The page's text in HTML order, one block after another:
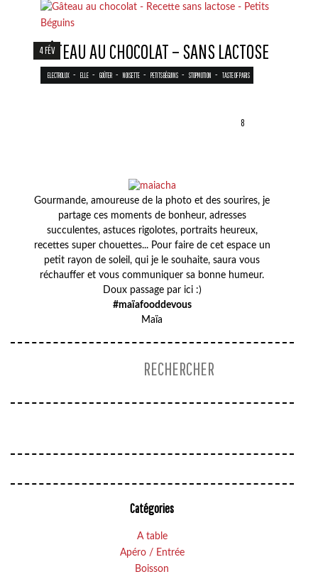
4 FÉV
GÂTEAU AU CHOCOLAT – SANS LACTOSE
ELECTROLUX - ELLE - GOÛTER - NOISETTE - PETITS BÉGUINS - STOPMOTION - TASTE OF PARIS
8
Gourmande, amoureuse de la photo et des sourires, je
partage ces moments de bonheur, adresses
succulentes, astuces rigolotes, portraits heureux,
recettes super chouettes... Pour faire de cet espace un
petit rayon de soleil, qui je le souhaite, saura vous
réchauffer et vous communiquer sa bonne humeur.
Doux passage par ici :)
#maïafooddevous
Maïa
Catégories
A table
Apéro / Entrée
Boisson